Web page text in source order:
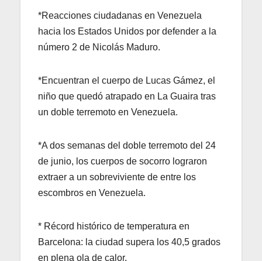
*Reacciones ciudadanas en Venezuela
hacia los Estados Unidos por defender a la
número 2 de Nicolás Maduro.
*Encuentran el cuerpo de Lucas Gámez, el
niño que quedó atrapado en La Guaira tras
un doble terremoto en Venezuela.
*A dos semanas del doble terremoto del 24
de junio, los cuerpos de socorro lograron
extraer a un sobreviviente de entre los
escombros en Venezuela.
* Récord histórico de temperatura en
Barcelona: la ciudad supera los 40,5 grados
en plena ola de calor.